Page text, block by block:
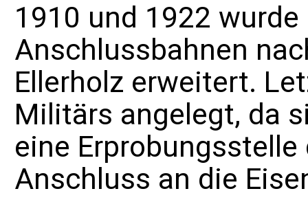
1910 und 1922
Anschlussbahnen
Ellerholz erweitert.
Militärs angelegt, da
eine
Anschluss an die